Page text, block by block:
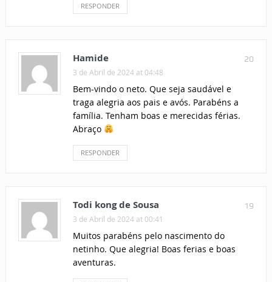
RESPONDER
20
Hamide
3 de Abril de 2024 at 04:48
Bem-vindo o neto. Que seja saudável e
traga alegria aos pais e avós. Parabéns a
família. Tenham boas e merecidas férias.
Abraço
RESPONDER
19
Todi kong de Sousa
3 de Abril de 2024 at 00:41
Muitos parabéns pelo nascimento do
netinho. Que alegria! Boas ferias e boas
aventuras.